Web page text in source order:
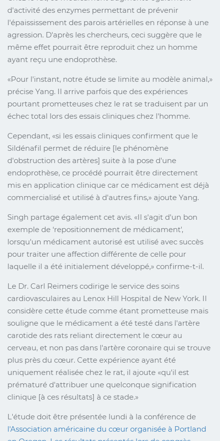
d'activité des enzymes permettant de prévenir
l'épaississement des parois artérielles en réponse à une
agression. D'après les chercheurs, ceci suggère que le
même effet pourrait être reproduit chez un homme
ayant reçu une endoprothèse.
Pour l'instant, notre étude se limite au modèle animal,
précise Yang. Il arrive parfois que des expériences
pourtant prometteuses chez le rat se traduisent par un
échec total lors des essais cliniques chez l'homme.
Cependant, si les essais cliniques confirment que le
Sildénafil permet de réduire [le phénomène
d'obstruction des artères] suite à la pose d'une
endoprothèse, ce procédé pourrait être directement
mis en application clinique car ce médicament est déjà
commercialisé et utilisé à d'autres fins,
ajoute Yang.
Singh partage également cet avis.
Il s'agit d'un bon
exemple de ‘repositionnement de médicament',
lorsqu'un médicament autorisé est utilisé avec succès
pour traiter une affection différente de celle pour
laquelle il a été initialement développé, confirme-t-il.
Le Dr. Carl Reimers codirige le service des soins
cardiovasculaires au Lenox Hill Hospital de New York. Il
considère cette étude comme étant prometteuse mais
souligne que le médicament a été testé dans l'artère
carotide des rats reliant directement le cœur au
cerveau, et non pas dans l'artère coronaire qui se trouve
plus près du cœur. Cette expérience ayant été
uniquement réalisée chez le rat, il ajoute qu'il est
prématuré d'attribuer une quelconque signification
clinique [à ces résultats] à ce stade.
L'étude doit être présentée lundi à la conférence de
l'Association américaine du cœur organisée à Portland